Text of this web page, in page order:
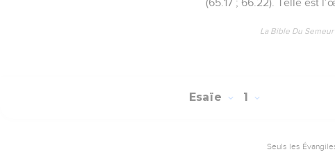
(65.17 ; 66.22). Telle est
La Bible Du
Esaïe 1
Seuls les